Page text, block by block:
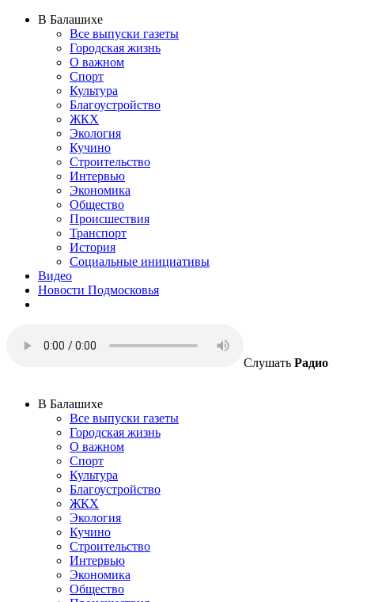
В Балашихе
Все выпуски газеты
Городская жизнь
О важном
Спорт
Культура
Благоустройство
ЖКХ
Экология
Кучино
Строительство
Интервью
Экономика
Общество
Происшествия
Транспорт
История
Социальные инициативы
Видео
Новости Подмосковья
Слушать Радио
В Балашихе
Все выпуски газеты
Городская жизнь
О важном
Спорт
Культура
Благоустройство
ЖКХ
Экология
Кучино
Строительство
Интервью
Экономика
Общество